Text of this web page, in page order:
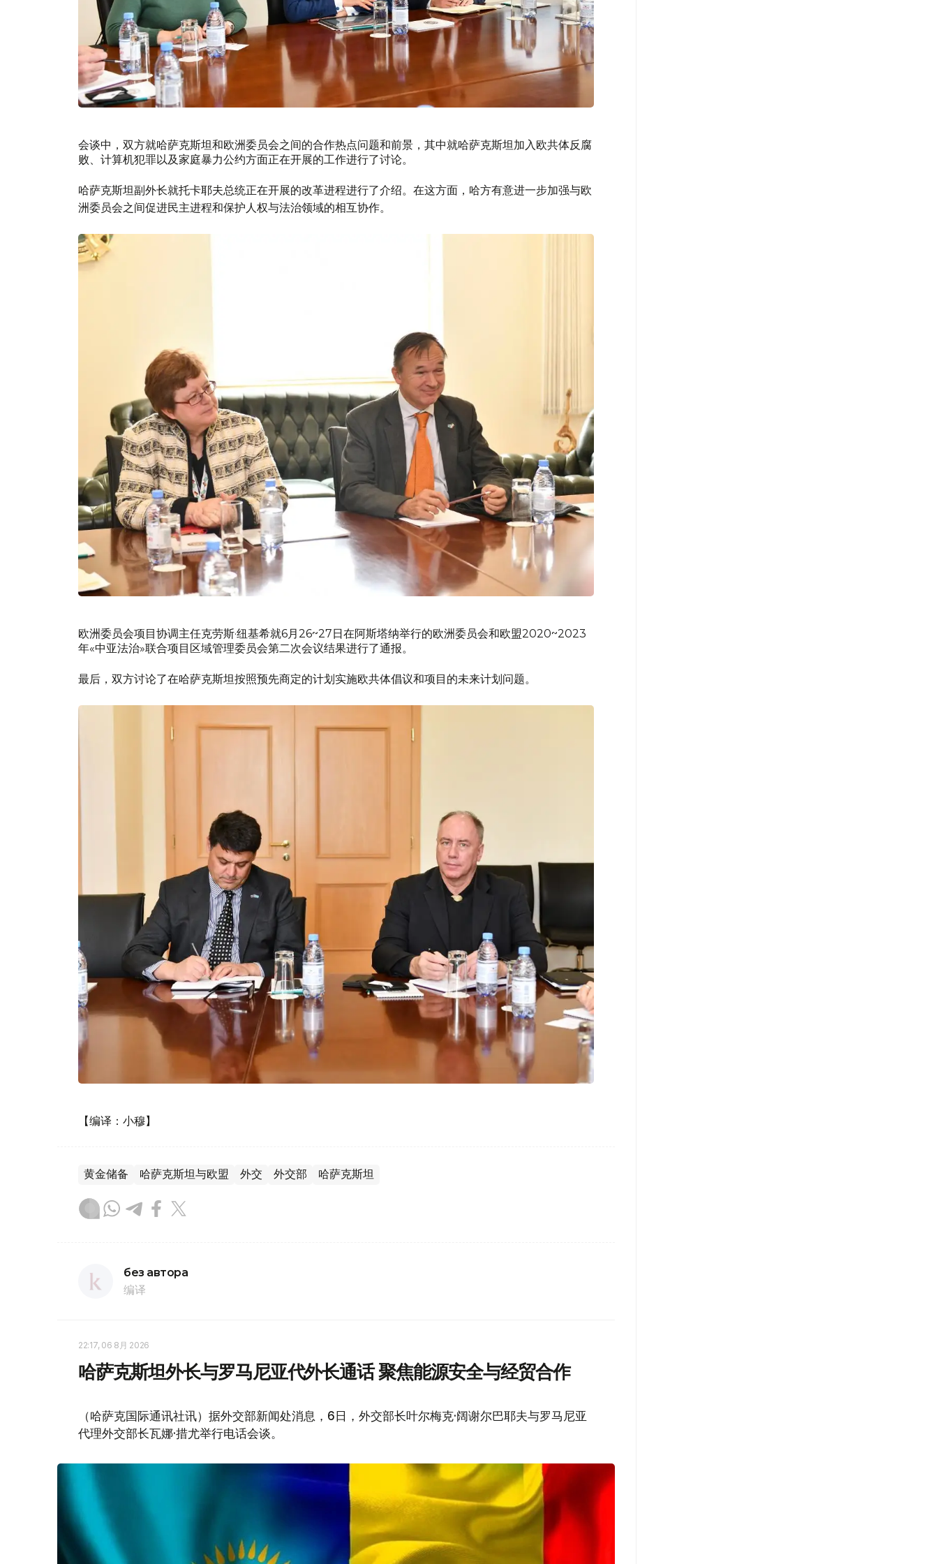
会谈中，双方就哈萨克斯坦和欧洲委员会之间的合作热点问题和前景，其中就哈萨克斯坦加入欧共体反腐
败、计算机犯罪以及家庭暴力公约方面正在开展的工作进行了讨论。
哈萨克斯坦副外长就托卡耶夫总统正在开展的改革进程进行了介绍。在这方面，哈方有意进一步加强与欧
洲委员会之间促进民主进程和保护人权与法治领域的相互协作。
欧洲委员会项目协调主任克劳斯·纽基希就6月26~27日在阿斯塔纳举行的欧洲委员会和欧盟2020~2023
年«中亚法治»联合项目区域管理委员会第二次会议结果进行了通报。
最后，双方讨论了在哈萨克斯坦按照预先商定的计划实施欧共体倡议和项目的未来计划问题。
【编译：小穆】
黄金储备 哈萨克斯坦与欧盟 外交 外交部 哈萨克斯坦
без автора
编译
22:17, 06 8月 2026
哈萨克斯坦外长与罗马尼亚代外长通话 聚焦能源安全与经贸合作
（哈萨克国际通讯社讯）据外交部新闻处消息，6日，外交部长叶尔梅克·阔谢尔巴耶夫与罗马尼亚
代理外交部长瓦娜·措尤举行电话会谈。